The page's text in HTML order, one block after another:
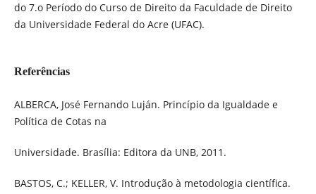
do 7.o Período do Curso de Direito da Faculdade de Direito
da Universidade Federal do Acre (UFAC).
Referências
ALBERCA, José Fernando Luján. Princípio da Igualdade e
Política de Cotas na
Universidade. Brasília: Editora da UNB, 2011.
BASTOS, C.; KELLER, V. Introdução à metodologia científica.